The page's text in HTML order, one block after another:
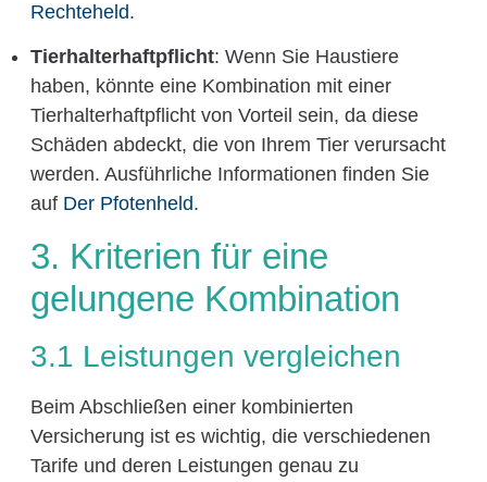
Rechteheld.
Tierhalterhaftpflicht: Wenn Sie Haustiere
haben, könnte eine Kombination mit einer
Tierhalterhaftpflicht von Vorteil sein, da diese
Schäden abdeckt, die von Ihrem Tier verursacht
werden. Ausführliche Informationen finden Sie
auf Der Pfotenheld.
3. Kriterien für eine
gelungene Kombination
3.1 Leistungen vergleichen
Beim Abschließen einer kombinierten
Versicherung ist es wichtig, die verschiedenen
Tarife und deren Leistungen genau zu